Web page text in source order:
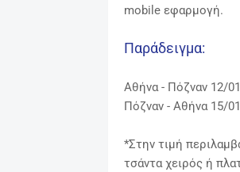
mobile εφαρμογή.
Παράδειγμα:
Αθήνα - Πόζναν 12/
Πόζναν- Αθήνα 15/
*Στην τιμή
τσάντα χειρός ή